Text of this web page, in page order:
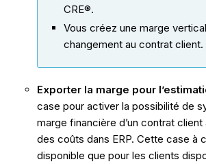
CRE®.
Vous créez une marge
changement au contrat client.
Exporter la marge pour
case pour activer la possibilité de
marge financière d’un contrat client
des coûts dans ERP. Cette case à
disponible que pour les clients